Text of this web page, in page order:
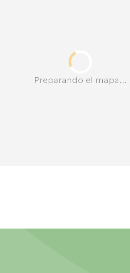
Preparando el mapa...